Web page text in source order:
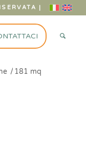
|
/ 181 mq